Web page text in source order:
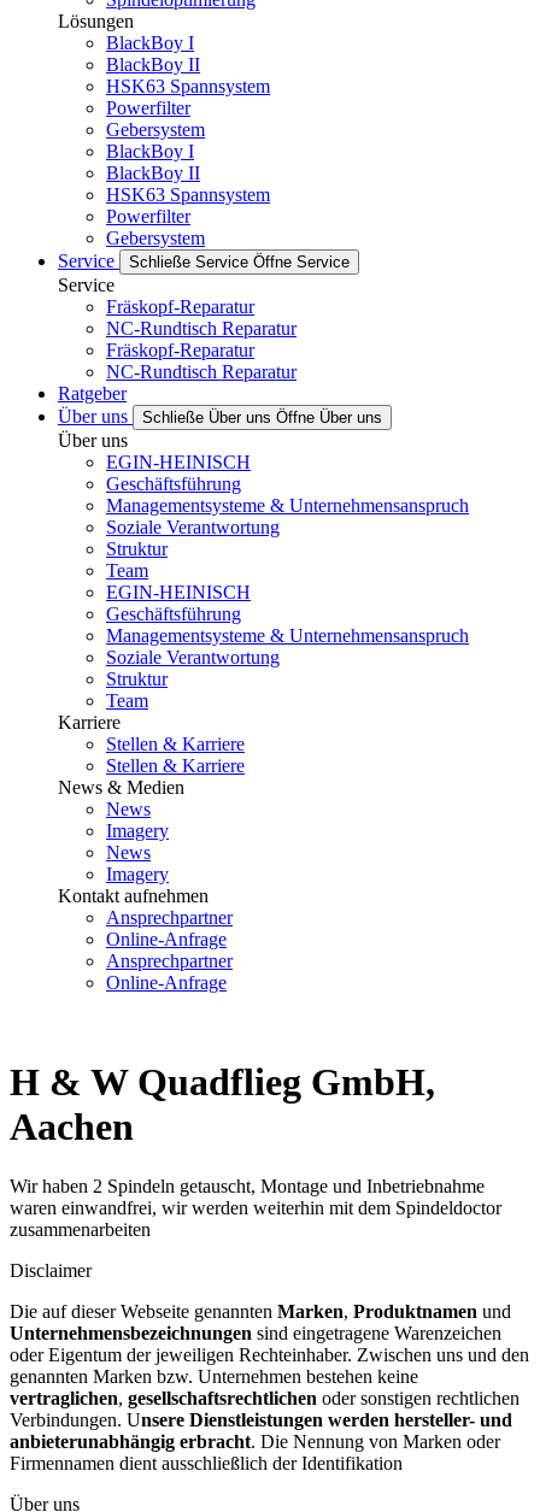
Lösungen
BlackBoy I
BlackBoy II
HSK63 Spannsystem
Powerfilter
Gebersystem
BlackBoy I
BlackBoy II
HSK63 Spannsystem
Powerfilter
Gebersystem
Service
Schließe Service Öffne Service
Service
Fräskopf-Reparatur
NC-Rundtisch Reparatur
Fräskopf-Reparatur
NC-Rundtisch Reparatur
Ratgeber
Über uns
Schließe Über uns Öffne Über uns
Über uns
EGIN-HEINISCH
Geschäftsführung
Managementsysteme & Unternehmensanspruch
Soziale Verantwortung
Struktur
Team
EGIN-HEINISCH
Geschäftsführung
Managementsysteme & Unternehmensanspruch
Soziale Verantwortung
Struktur
Team
Karriere
Stellen & Karriere
Stellen & Karriere
News & Medien
News
Imagery
News
Imagery
Kontakt aufnehmen
Ansprechpartner
Online-Anfrage
Ansprechpartner
Online-Anfrage
H & W Quadflieg GmbH,
Aachen
Wir haben 2 Spindeln getauscht, Montage und Inbetriebnahme
waren einwandfrei, wir werden weiterhin mit dem Spindeldoctor
zusammenarbeiten
Disclaimer
Die auf dieser Webseite genannten Marken, Produktnamen und
Unternehmensbezeichnungen sind eingetragene Warenzeichen
oder Eigentum der jeweiligen Rechteinhaber. Zwischen uns und den
genannten Marken bzw. Unternehmen bestehen keine
vertraglichen, gesellschaftsrechtlichen oder sonstigen rechtlichen
Verbindungen. Unsere Dienstleistungen werden hersteller- und
anbieterunabhängig erbracht. Die Nennung von Marken oder
Firmennamen dient ausschließlich der Identifikation
Über uns